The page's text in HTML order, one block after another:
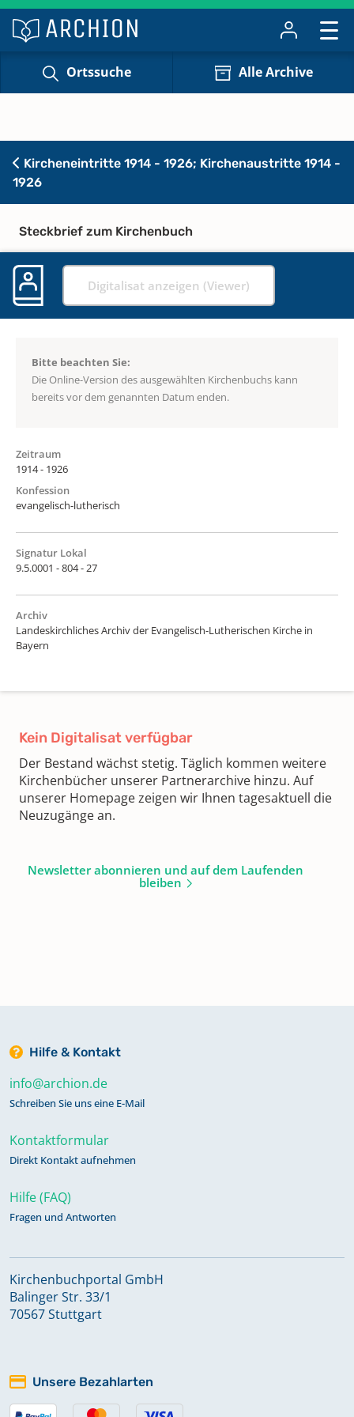
Ortssuche Alle Archive
Kircheneintritte 1914 - 1926; Kirchenaustritte 1914 -
1926
Steckbrief zum Kirchenbuch
Digitalisat anzeigen (Viewer)
Bitte beachten Sie:
Die Online-Version des ausgewählten Kirchenbuchs kann
bereits vor dem genannten Datum enden.
Zeitraum
1914 - 1926
Konfession
evangelisch-lutherisch
Signatur Lokal
9.5.0001 - 804 - 27
Archiv
Landeskirchliches Archiv der Evangelisch-Lutherischen Kirche in
Bayern
Kein Digitalisat verfügbar
Der Bestand wächst stetig. Täglich kommen weitere
Kirchenbücher unserer Partnerarchive hinzu. Auf
unserer Homepage zeigen wir Ihnen tagesaktuell die
Neuzugänge an.
Newsletter abonnieren und auf dem Laufenden
bleiben
Hilfe & Kontakt
info@archion.de
Schreiben Sie uns eine E-Mail
Kontaktformular
Direkt Kontakt aufnehmen
Hilfe (FAQ)
Fragen und Antworten
Kirchenbuchportal GmbH
Balinger Str. 33/1
70567 Stuttgart
Unsere Bezahlarten